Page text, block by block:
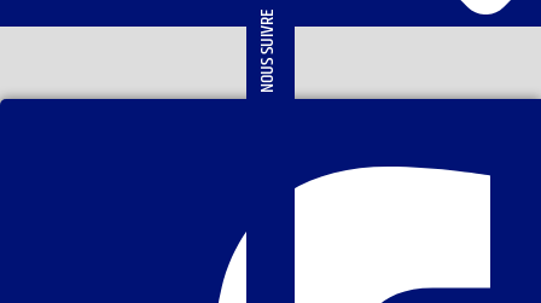
NOUS SUIVRE